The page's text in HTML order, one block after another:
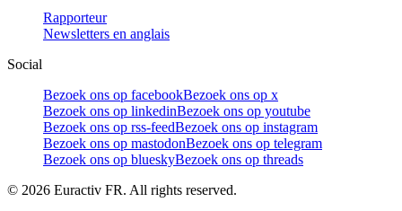
Rapporteur
Newsletters en anglais
Social
Bezoek ons op facebookBezoek ons op x
Bezoek ons op linkedinBezoek ons op youtube
Bezoek ons op rss-feedBezoek ons op instagram
Bezoek ons op mastodonBezoek ons op telegram
Bezoek ons op blueskyBezoek ons op threads
© 2026 Euractiv FR. All rights reserved.